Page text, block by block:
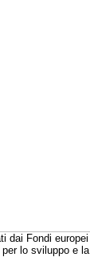
dai Fondi europei
lo sviluppo e la